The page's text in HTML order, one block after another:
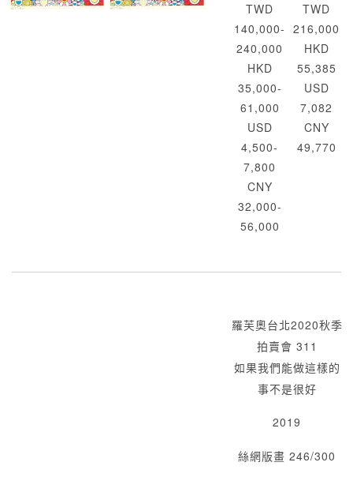
TWD
140,000-
240,000
HKD
35,000-
61,000
USD
4,500-
7,800
CNY
32,000-
56,000
TWD
216,000
HKD
55,385
USD
7,082
CNY
49,770
羅芙奧台北2020秋季
拍賣會 311
如果我們能做這樣的
事不是很好
2019
絲網版畫 246/300